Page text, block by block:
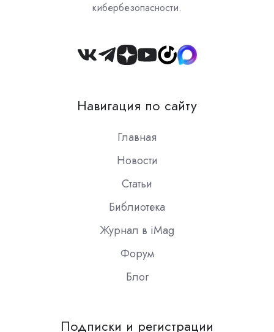
кибербезопасности.
Join
Slack
Навигация по сайту
Главная
Новости
Статьи
Библиотека
Журнал в iMag
Форум
Блог
Подписки и регистрации